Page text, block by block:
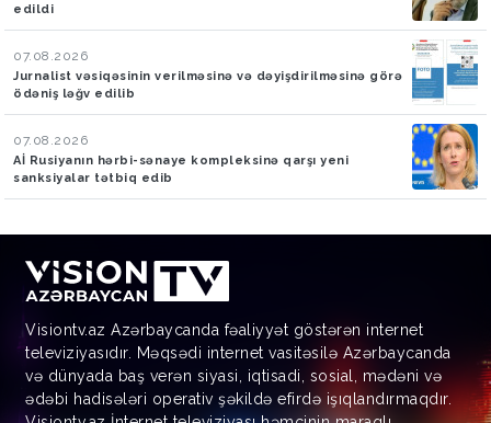
edildi
07.08.2026
Jurnalist vəsiqəsinin verilməsinə və dəyişdirilməsinə görə
ödəniş ləğv edilib
07.08.2026
Aİ Rusiyanın hərbi-sənaye kompleksinə qarşı yeni
sanksiyalar tətbiq edib
Visiontv.az Azərbaycanda fəaliyyət göstərən internet
televiziyasıdır. Məqsədi internet vasitəsilə Azərbaycanda
və dünyada baş verən siyasi, iqtisadi, sosial, mədəni və
ədəbi hadisələri operativ şəkildə efirdə işıqlandırmaqdır.